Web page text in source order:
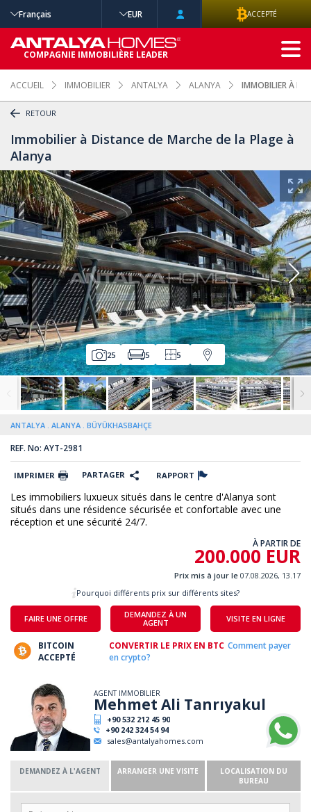
ACCUEIL IMMOBILIER ANTALYA ALANYA IMMOBILIER À
RETOUR
Immobilier à Distance de Marche de la Plage à
Alanya
25 5 5
ANTALYA ALANYA BÜYÜKHASBAHÇE
REF. No: AYT-2981
IMPRIMER PARTAGER RAPPORT
Les immobiliers luxueux situés dans le centre d'Alanya sont
situés dans une résidence sécurisée et confortable avec une
réception et une sécurité 24/7.
À PARTIR DE
200.000 EUR
Prix mis à jour le 07.08.2026, 13.17
FAIRE UNE OFFRE
DEMANDEZ À UN
AGENT
VISITE EN LIGNE
Pourquoi différents prix sur différents sites?
BITCOIN
ACCEPTÉ
CONVERTIR LE PRIX EN BTC Comment payer
en crypto?
AGENT IMMOBILIER
Mehmet Ali Tanrıyakul
+90 532 212 45 90
+90 242 324 54 94
sales@antalyahomes.com
DEMANDEZ À L'AGENT ARRANGER UNE VISITE
LOCALISATION DU
BUREAU
Français EUR ACCEPTÉ
COMPAGNIE IMMOBILIÈRE LEADER
RECHERCHE
AVANCÉE